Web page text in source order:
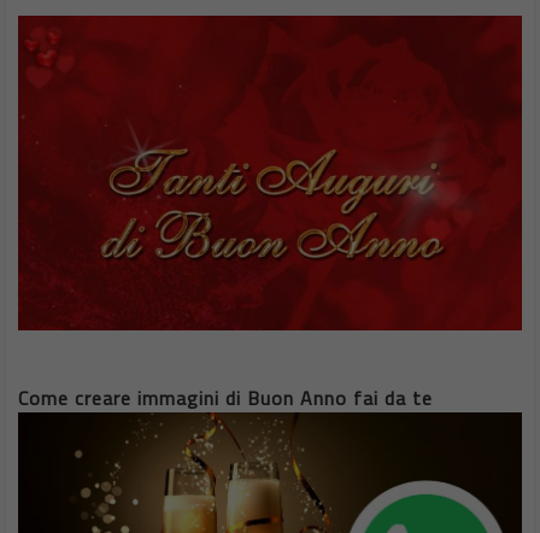
Come creare immagini di Buon Anno fai da te